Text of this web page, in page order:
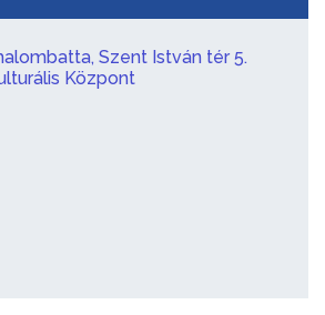
Szent István tér 5.
Központ